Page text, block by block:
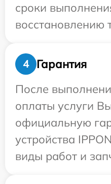
сроки
восстановлению
4
Гарантия
После
оплаты услуги
официальную
устройства
виды работ и